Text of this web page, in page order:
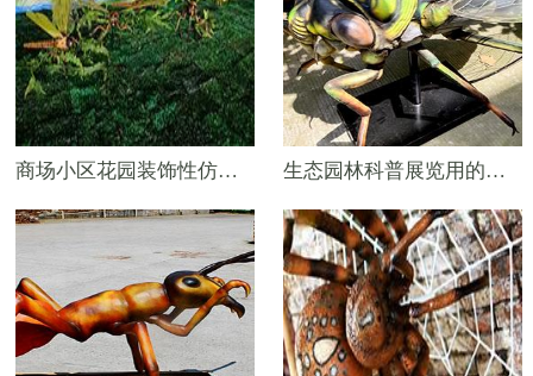
商场小区花园装饰性仿真昆虫——蜻蜓模型 生态园林科普展览用的仿真昆虫——蝉